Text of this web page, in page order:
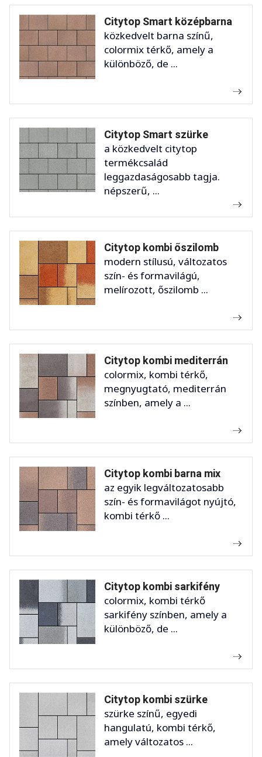
Citytop Smart középbarna
közkedvelt barna színű,
colormix térkő, amely a
különböző, de ...
Citytop Smart szürke
a közkedvelt citytop
termékcsalád
leggazdaságosabb tagja.
népszerű, ...
Citytop kombi őszilomb
modern stílusú, változatos
szín- és formavilágú,
melírozott, őszilomb ...
Citytop kombi mediterrán
colormix, kombi térkő,
megnyugtató, mediterrán
színben, amely a ...
Citytop kombi barna mix
az egyik legváltozatosabb
szín- és formavilágot nyújtó,
kombi térkő ...
Citytop kombi sarkifény
colormix, kombi térkő
sarkifény színben, amely a
különböző, de ...
Citytop kombi szürke
szürke színű, egyedi
hangulatú, kombi térkő,
amely változatos ...